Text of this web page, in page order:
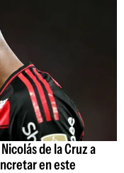
de la Cruz a
en este